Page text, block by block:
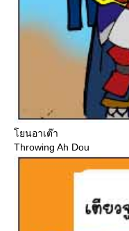
นอาเต๊า
Throwing Ah Dou